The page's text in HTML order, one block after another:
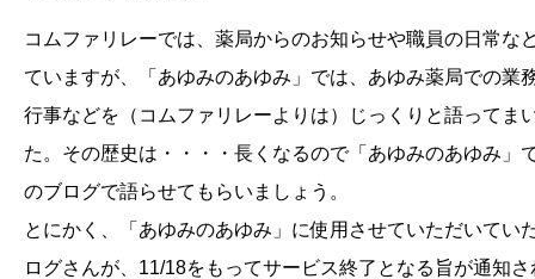
コムファリレーでは、薬局からのお知らせや職員の日常な
ていますが、「あゆみのあゆみ」では、あゆみ薬局での業
行事などを（コムファリレーよりは）じっくりと語ってま
た。その歴史は・・・・長くなるので「あゆみのあゆみ」
のブログで語らせてもらいましょう。
とにかく、「あゆみのあゆみ」に使用させていただいてい
ログさんが、11/18をもってサービス終了となる旨が通知さ